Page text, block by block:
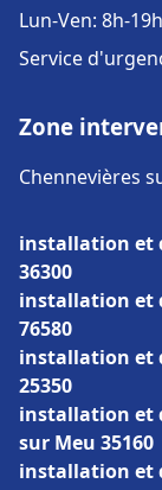
Lun-Ven: 8h-19h
Service
Zone
Chennevières
installation et
36300
installation et
76580
installation et
25350
installation et
sur Meu 35160
installation et